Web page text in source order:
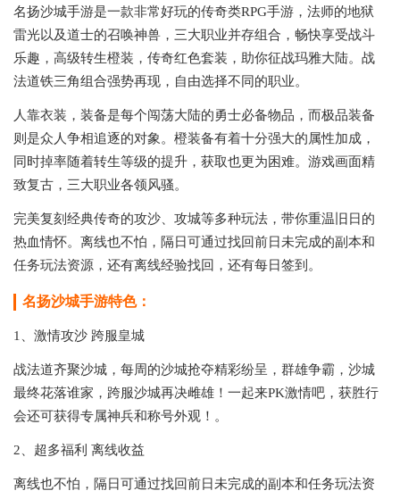
名扬沙城手游是一款非常好玩的传奇类RPG手游，法师的地狱
雷光以及道士的召唤神兽，三大职业并存组合，畅快享受战斗
乐趣，高级转生橙装，传奇红色套装，助你征战玛雅大陆。战
法道铁三角组合强势再现，自由选择不同的职业。
人靠衣装，装备是每个闯荡大陆的勇士必备物品，而极品装备
则是众人争相追逐的对象。橙装备有着十分强大的属性加成，
同时掉率随着转生等级的提升，获取也更为困难。游戏画面精
致复古，三大职业各领风骚。
完美复刻经典传奇的攻沙、攻城等多种玩法，带你重温旧日的
热血情怀。离线也不怕，隔日可通过找回前日未完成的副本和
任务玩法资源，还有离线经验找回，还有每日签到。
名扬沙城手游特色：
1、激情攻沙 跨服皇城
战法道齐聚沙城，每周的沙城抢夺精彩纷呈，群雄争霸，沙城
最终花落谁家，跨服沙城再决雌雄！一起来PK激情吧，获胜行
会还可获得专属神兵和称号外观！。
2、超多福利 离线收益
离线也不怕，隔日可通过找回前日未完成的副本和任务玩法资